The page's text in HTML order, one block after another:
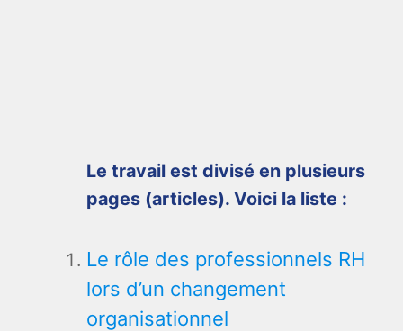
Le travail est divisé en plusieurs
pages (articles). Voici la liste :
Le rôle des professionnels RH
lors d’un changement
organisationnel